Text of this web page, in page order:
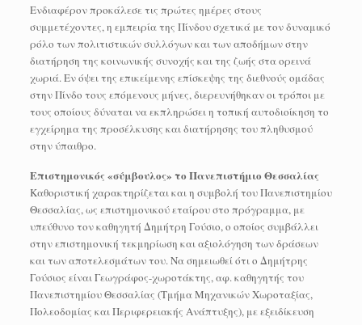
Ενδιαφέρον προκάλεσε τις πρώτες ημέρες στους
συμμετέχοντες, η εμπειρία της Πίνδου σχετικά με τον δυναμικό
ρόλο των πολιτιστικών συλλόγων και των αποδήμων στην
διατήρηση της κοινωνικής συνοχής και της ζωής στα ορεινά
χωριά. Εν όψει της επικείμενης επίσκεψης της διεθνούς ομάδας
στην Πίνδο τους επόμενους μήνες, διερευνήθηκαν οι τρόποι με
τους οποίους δύναται να εκπληρώσει η τοπική αυτοδιοίκηση το
εγχείρημα της προσέλκυσης και διατήρησης του πληθυσμού
στην ύπαιθρο.
Επιστημονικός «σύμβουλος» το Πανεπιστήμιο Θεσσαλίας
Καθοριστική χαρακτηρίζεται και η συμβολή του Πανεπιστημίου
Θεσσαλίας, ως επιστημονικού εταίρου στο πρόγραμμα, με
υπεύθυνο τον καθηγητή Δημήτρη Γούσιο, ο οποίος συμβάλλει
στην επιστημονική τεκμηρίωση και αξιολόγηση των δράσεων
και των αποτελεσμάτων του. Να σημειωθεί ότι ο Δημήτρης
Γούσιος είναι Γεωγράφος-χωροτάκτης, αφ. καθηγητής του
Πανεπιστημίου Θεσσαλίας (Τμήμα Μηχανικών Χωροταξίας,
Πολεοδομίας και Περιφερειακής Ανάπτυξης), με εξειδίκευση